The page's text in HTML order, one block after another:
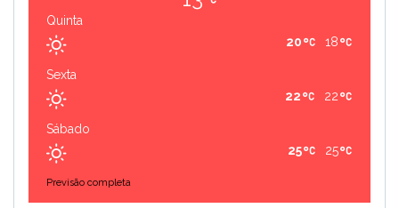
Quinta
18
20
Sexta
22
22
Sábado
25
25
Previsão completa